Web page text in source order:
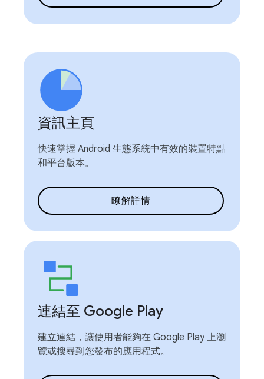
資訊主頁
快速掌握 Android 生態系統中有效的裝置特點
和平台版本。
瞭解詳情
連結至 Google Play
建立連結，讓使用者能夠在 Google Play 上瀏
覽或搜尋到您發布的應用程式。